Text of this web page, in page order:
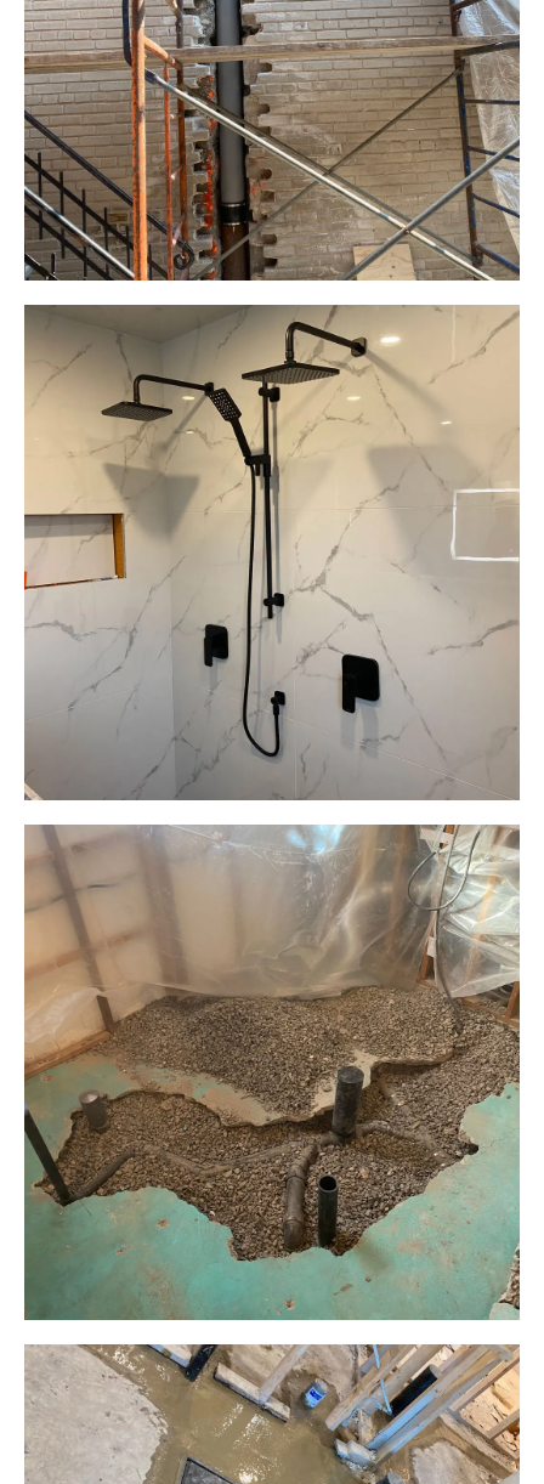
Plomberie ALM
Plomberie ALM
Plomberie ALM